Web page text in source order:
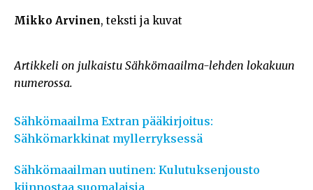
Mikko Arvinen, teksti ja kuvat
Artikkeli on julkaistu Sähkömaailma-lehden lokakuun
numerossa.
Sähkömaailma Extran pääkirjoitus:
Sähkömarkkinat myllerryksessä
Sähkömaailman uutinen: Kulutuksenjousto
kiinnostaa suomalaisia